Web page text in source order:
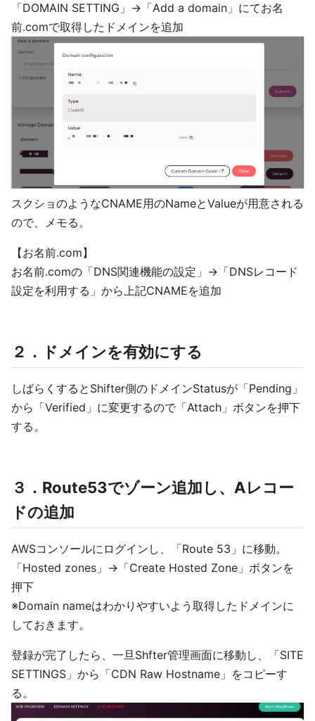
「DOMAIN SETTING」→「Add a domain」にてお名
前.comで取得したドメインを追加
スクショのようなCNAME用のNameとValueが用意される
ので、メモる。
【お名前.com】
お名前.comの「DNS関連機能の設定」→「DNSレコード
設定を利用する」から上記CNAMEを追加
２．ドメインを有効にする
しばらくするとShifter側のドメインStatusが「Pending」
から「Verified」に変更するので「Attach」ボタンを押下
する。
３．Route53でゾーン追加し、Aレコー
ドの追加
AWSコンソールにログインし、「Route 53」に移動。
「Hosted zones」→「Create Hosted Zone」ボタンを
押下
※Domain nameはわかりやすいよう取得したドメインに
しておきます。
登録が完了したら、一旦Shfter管理画面に移動し、「SITE
SETTINGS」から「CDN Raw Hostname」をコピーす
る。